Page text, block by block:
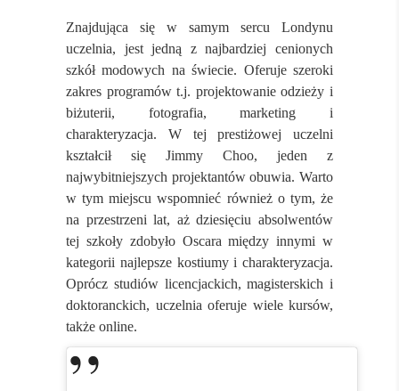
Znajdująca się w samym sercu Londynu
uczelnia, jest jedną z najbardziej cenionych
szkół modowych na świecie. Oferuje szeroki
zakres programów t.j. projektowanie odzieży i
biżuterii, fotografia, marketing i
charakteryzacja. W tej prestiżowej uczelni
kształcił się Jimmy Choo, jeden z
najwybitniejszych projektantów obuwia. Warto
w tym miejscu wspomnieć również o tym, że
na przestrzeni lat, aż dziesięciu absolwentów
tej szkoły zdobyło Oscara między innymi w
kategorii najlepsze kostiumy i charakteryzacja.
Oprócz studiów licencjackich, magisterskich i
doktoranckich, uczelnia oferuje wiele kursów,
także online.